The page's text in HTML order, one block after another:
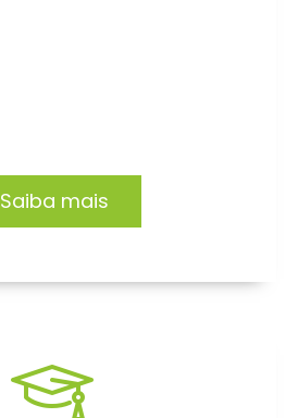
Saiba mais